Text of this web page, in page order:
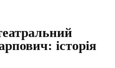
історія